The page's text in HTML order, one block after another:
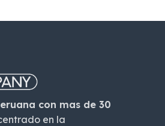
con mas de 30
en la